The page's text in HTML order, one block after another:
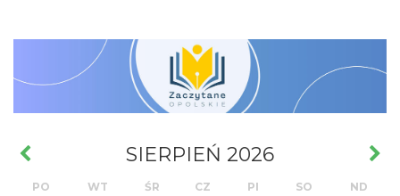
SIERPIEŃ 2026
PO WT ŚR CZ PI SO ND